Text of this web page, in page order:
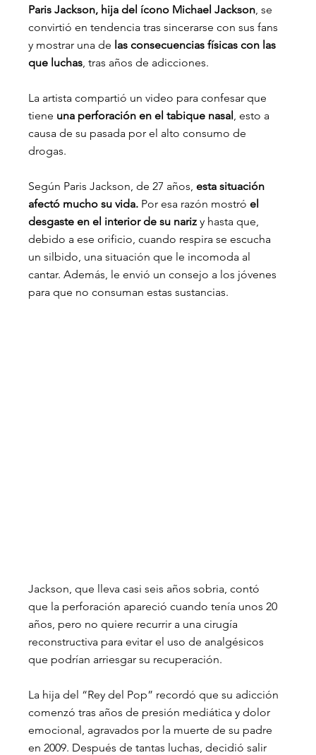
Paris Jackson, hija del ícono Michael Jackson , se
convirtió en tendencia tras sincerarse con sus fans
y mostrar una de las consecuencias físicas con las
que luchas , tras años de adicciones.
La artista compartió un video para confesar que
tiene una perforación en el tabique nasal , esto a
causa de su pasada por el alto consumo de
drogas.
Según Paris Jackson, de 27 años, esta situación
afectó mucho su vida. Por esa razón mostró el
desgaste en el interior de su nariz y hasta que,
debido a ese orificio, cuando respira se escucha
un silbido, una situación que le incomoda al
cantar. Además, le envió un consejo a los jóvenes
para que no consuman estas sustancias.
Jackson, que lleva casi seis años sobria, contó
que la perforación apareció cuando tenía unos 20
años, pero no quiere recurrir a una cirugía
reconstructiva para evitar el uso de analgésicos
que podrían arriesgar su recuperación.
La hija del “Rey del Pop” recordó que su adicción
comenzó tras años de presión mediática y dolor
emocional, agravados por la muerte de su padre
en 2009. Después de tantas luchas, decidió salir